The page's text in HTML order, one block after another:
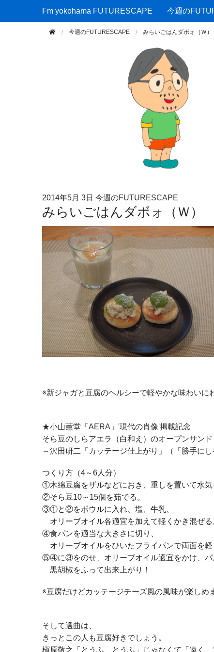
Fm yokohama FUTURESCAPE
Fm yokohama FUTURESCAPE 今週の
今週のFUTURESCAPE みらいごはんダボォ（Ｗ）
2014年5月 3日 今週のFUTURESCAPE
みらいごはんダボォ（Ｗ）
※新ジャガと豆腐のヘルシーで軽やかな味わいに
★小山薫堂「AERA」'現代の肖像'掲載記念
そら豆のしらアエラ（白和え）のオープンサンド
～沢田研二「カッテージ仕上がり」（「勝手に
つくり方（4～6人分）
①木綿豆腐をザルなどにおき、重しを置いて水気
②そら豆10～15個を茹でる。
③①と②をボウルに入れ、塩、牛乳、
オリーブオイル各適宜を加えて軽くかき混ぜる
④食パンを適当な大きさに切り、
オリーブオイルをひいたフライパンで両面を軽
⑤④に③をのせ、オリーブオイル適宜をかけ、パ
黒胡椒をふって出来上がり！
※豆腐だけどカッテージチーズ風の風味が楽しめ
そして選曲は、
きっとこの人も豆腐好きでしょう。
槇原敬之「とうふ、とうふ」じゃなくて「遠く、